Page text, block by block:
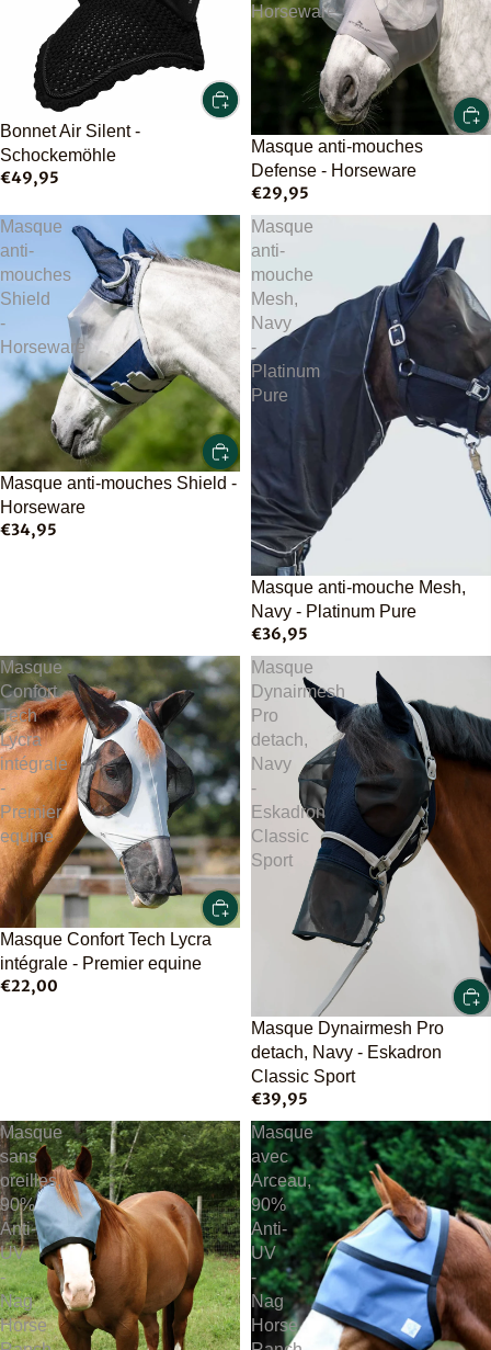
Bonnet Air Silent -
Schockemöhle
€49,95
Horseware
Masque anti-mouches
Defense - Horseware
€29,95
Masque
anti-
mouches
Shield
-
Horseware
Masque anti-mouches Shield -
Horseware
€34,95
Masque
anti-
mouche
Mesh,
Navy
-
Platinum
Pure
Épuisé
Masque anti-mouche Mesh,
Navy - Platinum Pure
€36,95
Masque
Confort
Tech
Lycra
intégrale
-
Premier
equine
Masque Confort Tech Lycra
intégrale - Premier equine
€22,00
Masque
Dynairmesh
Pro
detach,
Navy
-
Eskadron
Classic
Sport
Masque Dynairmesh Pro
detach, Navy - Eskadron
Classic Sport
€39,95
Masque
sans
oreilles,
90%
Anti-
UV
-
Nag
Horse
Masque
avec
Arceau,
90%
Anti-
UV
-
Nag
Horse